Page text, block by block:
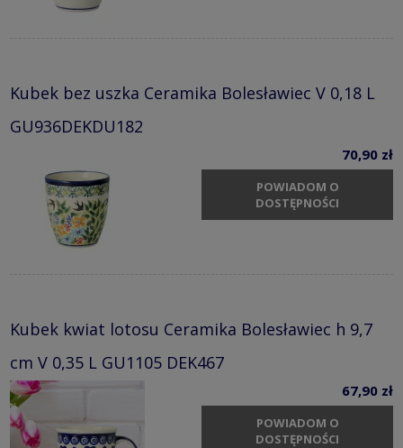
Kubek bez uszka Ceramika Bolesławiec V 0,18 L
GU936DEKDU182
70,90 zł
POWIADOM O
DOSTĘPNOŚCI
Kubek kwiat lotosu Ceramika Bolesławiec h 9,7
cm V 0,35 L GU1105 DEK467
67,90 zł
POWIADOM O
DOSTĘPNOŚCI